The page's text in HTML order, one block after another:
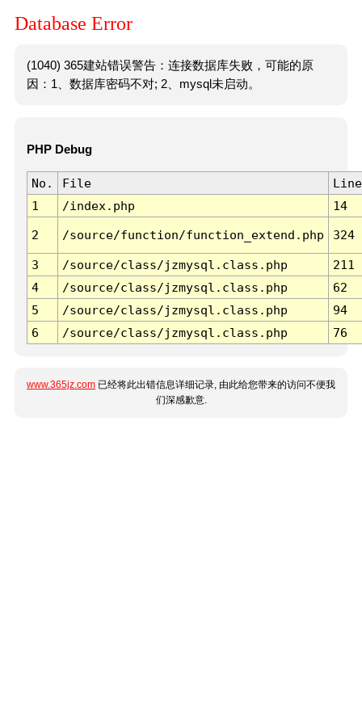
Database Error
(1040) 365建站错误警告：连接数据库失败，可能的原
因：1、数据库密码不对; 2、mysql未启动。
PHP Debug
No. File
Line
1
/index.php 14
2 /source/function/function_extend.php 324
3 /source/class/jzmysql.class.php
211
4
/source/class/jzmysql.class.php
62
5
/source/class/jzmysql.class.php
94
6
/source/class/jzmysql.class.php 76
www.365jz.com 已经将此出错信息详细记录, 由此给您带来的访问不便我
们深感歉意.